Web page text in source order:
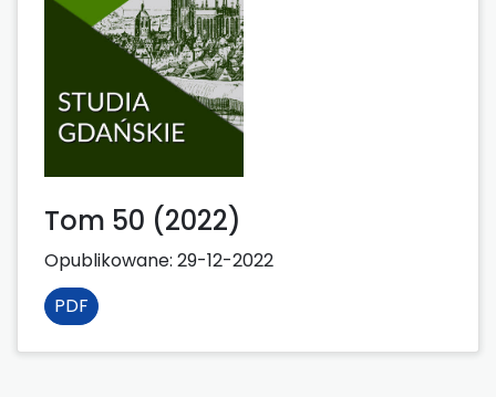
Tom 50 (2022)
Opublikowane: 29-12-2022
PDF